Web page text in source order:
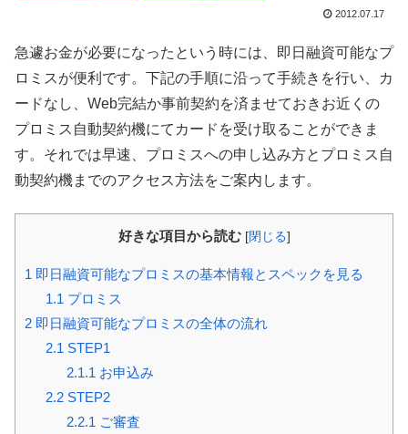
2012.07.17
急遽お金が必要になったという時には、即日融資可能なプ
ロミスが便利です。下記の手順に沿って手続きを行い、カ
ードなし、Web完結か事前契約を済ませておきお近くの
プロミス自動契約機にてカードを受け取ることができま
す。それでは早速、プロミスへの申し込み方とプロミス自
動契約機までのアクセス方法をご案内します。
好きな項目から読む [閉じる]
1 即日融資可能なプロミスの基本情報とスペックを見る
1.1 プロミス
2 即日融資可能なプロミスの全体の流れ
2.1 STEP1
2.1.1 お申込み
2.2STEP2
2.2.1 ご審査